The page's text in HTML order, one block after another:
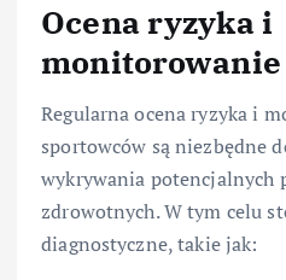
Ocena ryzyka i
Regularna ocena ryzyka i
sportowców są niezbędne
wykrywania potencjalnych
zdrowotnych. W tym celu
diagnostyczne, takie jak: